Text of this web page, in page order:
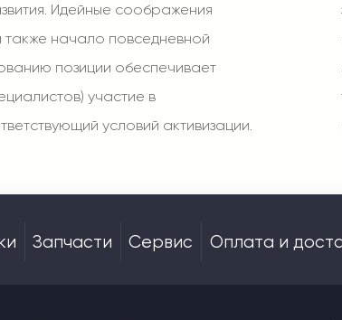
Идейные соображения
начало повседневной
позиции обеспечивает
участие в
условий активизации.
Запчасти Сервис Оплата и